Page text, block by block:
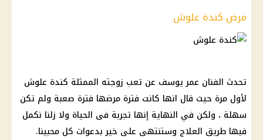
مرض كندة علوش
تحدث الفنان عمر يوسف عن تعب زوجته الممثلة كندة علوش
لأول مرة حيث قال انها كانت فترة مرضها فترة صعبة ولم تكن
سهلة ، ولكن في النهاية إنها تجربة فى الحياة ولا زلنا نكمل
فيها طريق العلاج وستنتهى على خير بدعوات كل محبينا.